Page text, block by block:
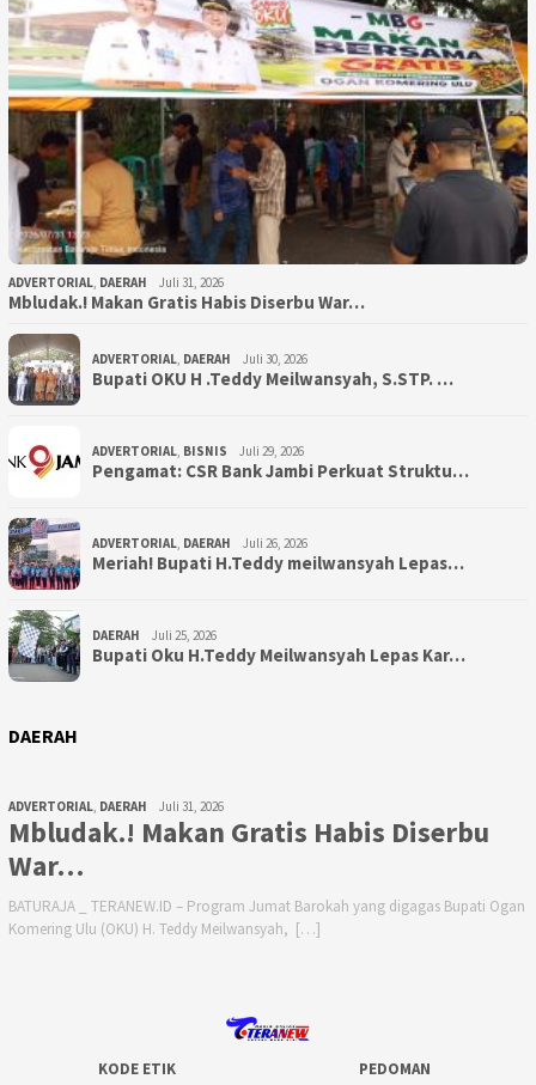
ADVERTORIAL, DAERAH Juli 31, 2026
Mbludak.! Makan Gratis Habis Diserbu War…
ADVERTORIAL, DAERAH Juli 30, 2026
Bupati OKU H .Teddy Meilwansyah, S.STP. …
ADVERTORIAL, BISNIS Juli 29, 2026
Pengamat: CSR Bank Jambi Perkuat Struktu…
ADVERTORIAL, DAERAH Juli 26, 2026
Meriah! Bupati H.Teddy meilwansyah Lepas…
DAERAH Juli 25, 2026
Bupati Oku H.Teddy Meilwansyah Lepas Kar…
DAERAH
ADVERTORIAL, DAERAH Juli 31, 2026
Mbludak.! Makan Gratis Habis Diserbu
War…
BATURAJA _ TERANEW.ID – Program Jumat Barokah yang digagas Bupati Ogan
Komering Ulu (OKU) H. Teddy Meilwansyah, […]
KODE ETIK PEDOMAN